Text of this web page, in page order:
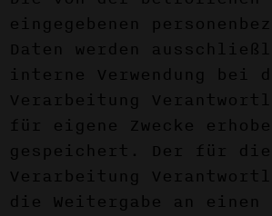
eingegebenen
Daten werden
interne Verwendung bei
Verarbeitung
für eigene Zwecke
gespeichert. Der für die
Verarbeitung
die Weitergabe an einen